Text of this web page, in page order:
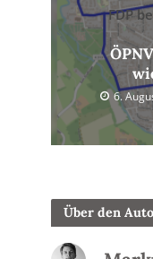
FDP
6.
Über den